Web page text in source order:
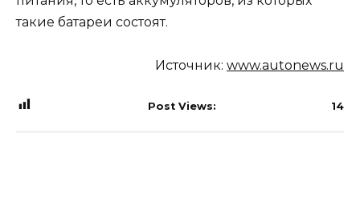
такие батареи состоят.
Источник: www.autonews.ru
Post Views: 14